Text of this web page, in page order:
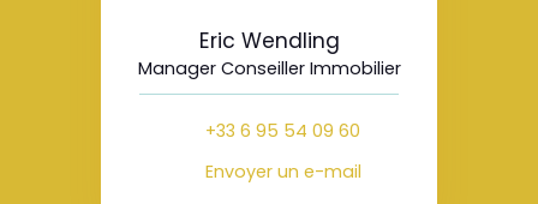
Eric Wendling
Manager Conseiller Immobilier
+33 6 95 54 09 60
Envoyer un e-mail